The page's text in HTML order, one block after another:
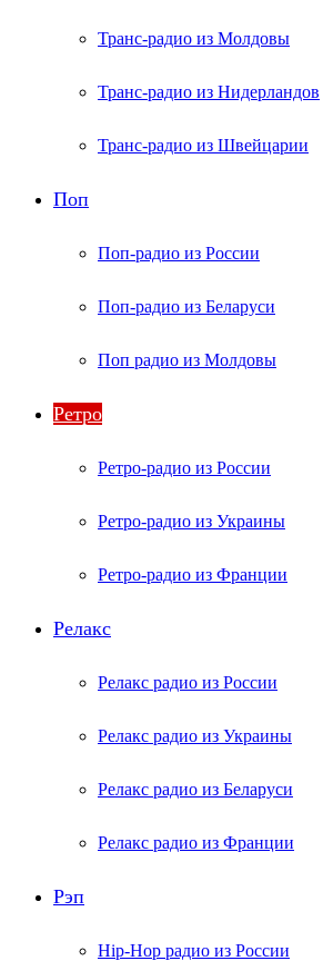
Транс-радио из Молдовы
Транс-радио из Нидерландов
Транс-радио из Швейцарии
Поп
Поп-радио из России
Поп-радио из Беларуси
Поп радио из Молдовы
Ретро
Ретро-радио из России
Ретро-радио из Украины
Ретро-радио из Франции
Релакс
Релакс радио из России
Релакс радио из Украины
Релакс радио из Беларуси
Релакс радио из Франции
Рэп
Hip-Hop радио из России